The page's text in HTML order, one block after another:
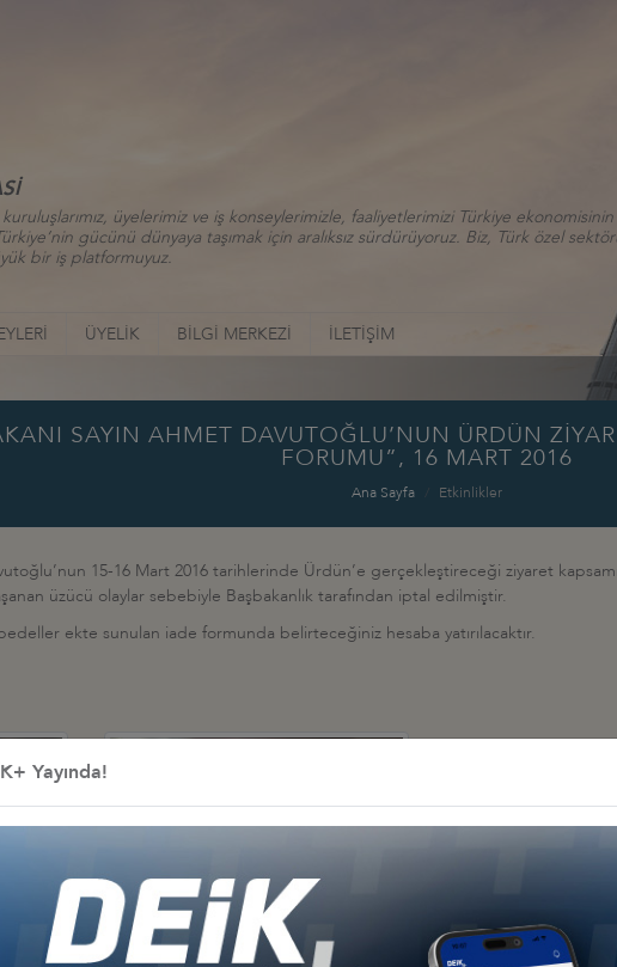
üyelerimiz ve iş konseylerimizle, faaliyetlerimizi Türkiye ekonomisinin
gücünü dünyaya taşımak için aralıksız sürdürüyoruz. Biz, Türk özel
bir iş platformuyuz.
ÜYELİK BİLGİ MERKEZİ İLETİŞİM
SAYIN AHMET DAVUTOĞLU’NUN ÜRDÜN
FORUMU”, 16 MART 2016
Ana Sayfa Etkinlikler
15-16 Mart 2016 tarihlerinde Ürdün’e gerçekleştireceği ziyaret
üzücü olaylar sebebiyle Başbakanlık tarafından iptal edilmiştir.
ekte sunulan iade formunda belirteceğiniz hesaba yatırılacaktır.
Yayında!